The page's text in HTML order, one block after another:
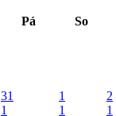
Pá So
31
1
1
1
2
1